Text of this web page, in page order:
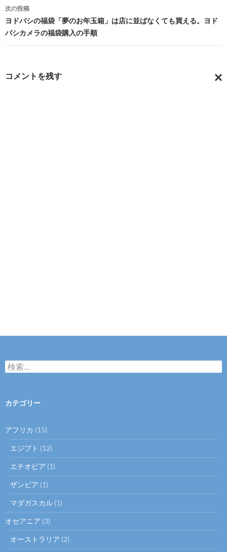
ビ
ゲ
ー
ョ
次の投稿
ヨドバシの福袋「夢のお年玉箱」は店に並ばなくても買える。ヨド
バシカメラの福袋購入の手順
コメントを残す
検
索
カテゴリー
アフリカ (15)
エジプト (12)
エチオピア (1)
ザンビア (1)
マダガスカル (1)
オセアニア (3)
オーストラリア (2)